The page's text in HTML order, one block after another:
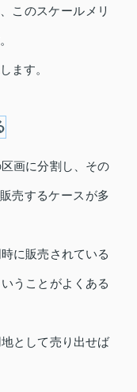
このスケールメリ
ます。
画に分割し、その
売するケースが多
に販売されている
うことがよくある
として売り出せば